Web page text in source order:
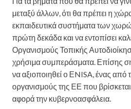
μεταξύ άλλων, ότι θα πρέπει η
εκπαιδευτικά συστήματα των
πρώτη δεκάδα και να εντοπίσει
Οργανισμούς Τοπικής
χρήσιμα συμπεράσματα. Επίσης
να αξιοποιηθεί ο ΕNISA, ένας από
οργανισμούς της ΕΕ που
αφορά την κυβερνοασφάλεια.